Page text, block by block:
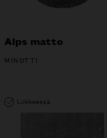
Alps matto
MINOTTI
Liikkeessä